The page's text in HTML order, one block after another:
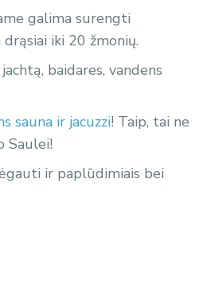
galima surengti
iki 20 žmonių.
baidares, vandens
sauna ir jacuzzi! Taip, tai ne
Saulei!
ir paplūdimiais bei